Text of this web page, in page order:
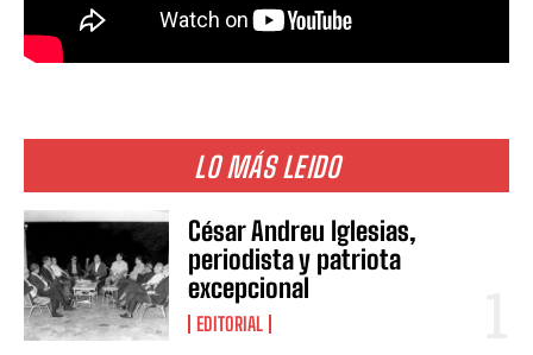
LO MÁS LEIDO
César Andreu Iglesias,
periodista y patriota
excepcional
EDITORIAL